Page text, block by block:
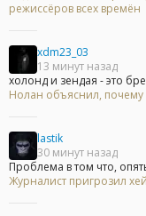
режиссёров всех времён
xdm23_03
13 минут назад
холонд и зендая - это
Нолан объяснил,
lastik
30 минут назад
Проблема в том что,
Журналист пригрозил